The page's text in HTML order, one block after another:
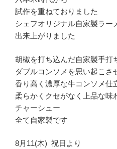
試作を重ねておりました
シェフオリジナル自家製ラー
出来上がりました
胡椒を打ち込んだ自家製手打
ダブルコンソメを思い起こさ
香り高く濃厚な牛コンソメ仕
柔らかくクセがなく上品な味
チャーシュー
全て自家製です
8月11(木) 祝日より